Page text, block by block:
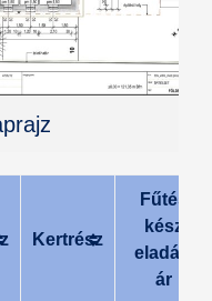
Kertrész
Fűtés
kész
eladási
ár